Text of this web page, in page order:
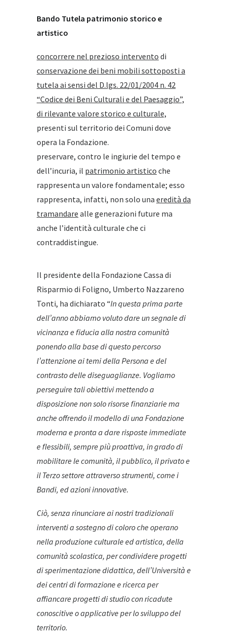
Bando Tutela patrimonio storico e
artistico
concorrere nel prezioso intervento di
conservazione dei beni mobili sottoposti a
tutela ai sensi del D.lgs. 22/01/2004 n. 42
“Codice dei Beni Culturali e del Paesaggio”,
di rilevante valore storico e culturale,
presenti sul territorio dei Comuni dove
opera la Fondazione.
preservare, contro le ingiurie del tempo e
dell’incuria, il patrimonio artistico che
rappresenta un valore fondamentale; esso
rappresenta, infatti, non solo una eredità da
tramandare alle generazioni future ma
anche l’identità culturale che ci
contraddistingue.
Il presidente della Fondazione Cassa di
Risparmio di Foligno, Umberto Nazzareno
Tonti, ha dichiarato “In questa prima parte
dell’anno abbiamo voluto dare un segnale di
vicinanza e fiducia alla nostra comunità
ponendo alla base di questo percorso
l’attenzione ai temi della Persona e del
contrasto delle diseguaglianze. Vogliamo
perseguire tali obiettivi mettendo a
disposizione non solo risorse finanziarie ma
anche offrendo il modello di una Fondazione
moderna e pronta a dare risposte immediate
e flessibili, sempre più proattiva, in grado di
mobilitare le comunità, il pubblico, il privato e
il Terzo settore attraverso strumenti, come i
Bandi, ed azioni innovative.
Ciò, senza rinunciare ai nostri tradizionali
interventi a sostegno di coloro che operano
nella produzione culturale ed artistica, della
comunità scolastica, per condividere progetti
di sperimentazione didattica, dell’Università e
dei centri di formazione e ricerca per
affiancare progetti di studio con ricadute
conoscitive o applicative per lo sviluppo del
territorio.